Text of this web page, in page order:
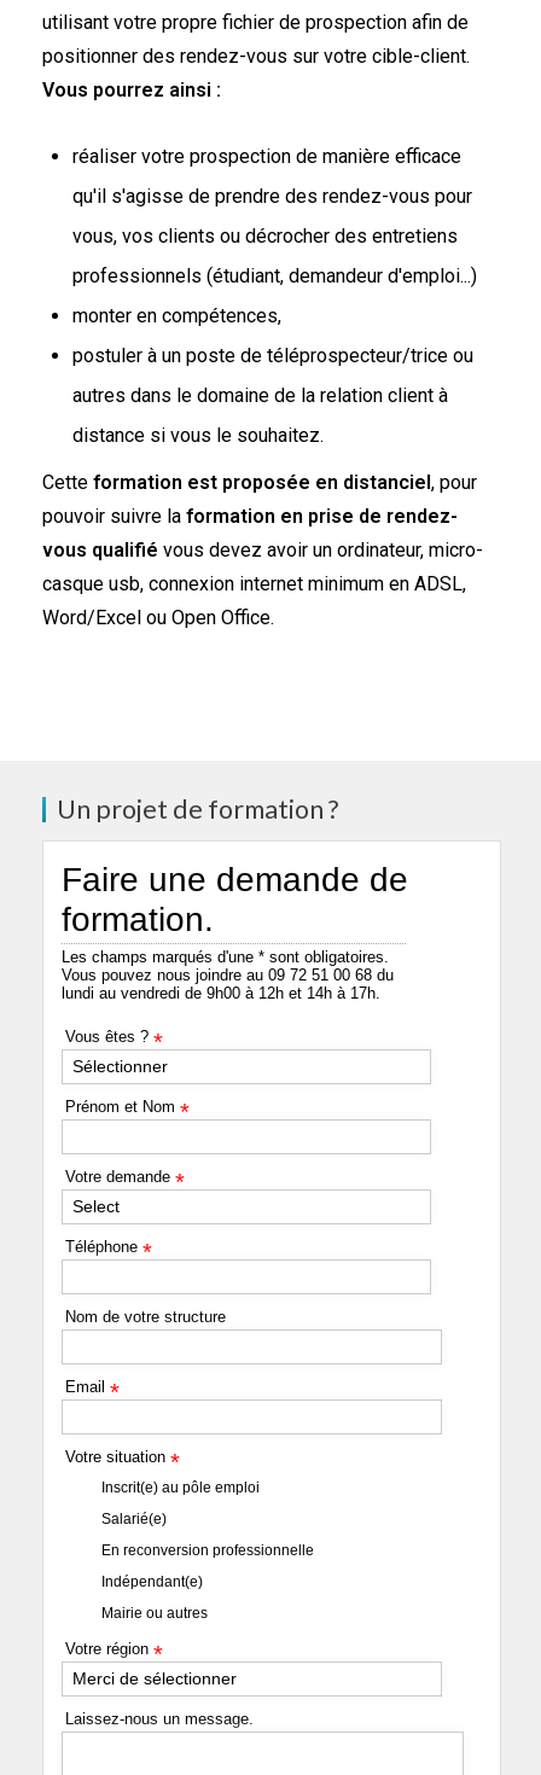
utilisant votre propre fichier de prospection afin de
positionner des rendez-vous sur votre cible-client.
Vous pourrez ainsi :
réaliser votre prospection de manière efficace
qu'il s'agisse de prendre des rendez-vous pour
vous, vos clients ou décrocher des entretiens
professionnels (étudiant, demandeur d'emploi...)
monter en compétences,
postuler à un poste de téléprospecteur/trice ou
autres dans le domaine de la relation client à
distance si vous le souhaitez.
Cette formation est proposée en distanciel, pour
pouvoir suivre la formation en prise de rendez-
vous qualifié vous devez avoir un ordinateur, micro-
casque usb, connexion internet minimum en ADSL,
Word/Excel ou Open Office.
Un projet de formation ?
Faire une demande de
formation.
Les champs marqués d'une * sont obligatoires.
Vous pouvez nous joindre au 09 72 51 00 68 du
lundi au vendredi de 9h00 à 12h et 14h à 17h.
Vous êtes ? *
Sélectionner
Prénom et Nom *
Votre demande *
Select
Téléphone *
Nom de votre structure
Email *
Votre situation *
Inscrit(e) au pôle emploi
Salarié(e)
En reconversion professionnelle
Indépendant(e)
Mairie ou autres
Votre région *
Merci de sélectionner
Laissez-nous un message.